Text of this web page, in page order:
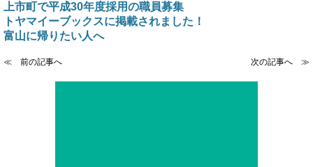
上市町で平成30年度採用の職員募集
トヤマイーブックスに掲載されました！
富山に帰りたい人へ
≪ 前の記事へ 次の記事へ ≫